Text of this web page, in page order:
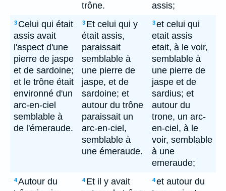
trône.
assis;
3 Celui qui était
assis avait
l'aspect d'une
pierre de jaspe
et de sardoine;
et le trône était
environné d'un
arc-en-ciel
semblable à
de l'émeraude.
3 Et celui qui y
était assis,
paraissait
semblable à
une pierre de
jaspe, et de
sardoine; et
autour du trône
paraissait un
arc-en-ciel,
semblable à
une émeraude.
3et celui qui
etait assis
etait, à le voir,
semblable à
une pierre de
jaspe et de
sardius; et
autour du
trone, un arc-
en-ciel, à le
voir, semblable
à une
emeraude;
4Autour du
4 Et il y avait
4et autour du